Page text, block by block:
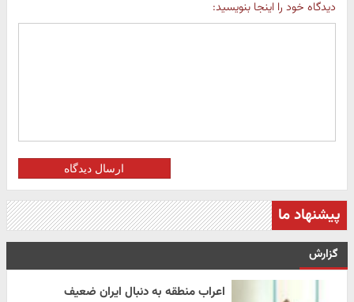
دیدگاه خود را اینجا بنویسید:
ارسال دیدگاه
پیشنهاد ما
گزارش
اعراب منطقه به دنبال ایران ضعیف